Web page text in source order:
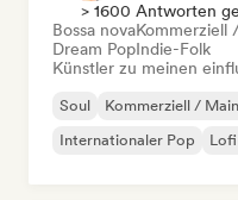
> 1600 Antworten
Bossa novaKommerziell
Dream PopIndie-Folk
Künstler zu meinen
Soul Kommerziell /
Internationaler Pop